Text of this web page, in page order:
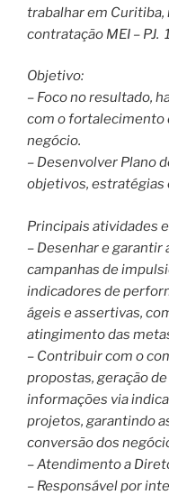
trabalhar em
contratação MEI – PJ.
Objetivo:
– Foco no resultado,
com o fortalecimento
negócio.
– Desenvolver Plano
objetivos, estratégias
Principais atividades
– Desenhar e
campanhas de
indicadores de
ágeis e assertivas,
atingimento das
– Contribuir com o
propostas, geração
informações via
projetos, garantindo
conversão dos
– Atendimento a
– Responsável por